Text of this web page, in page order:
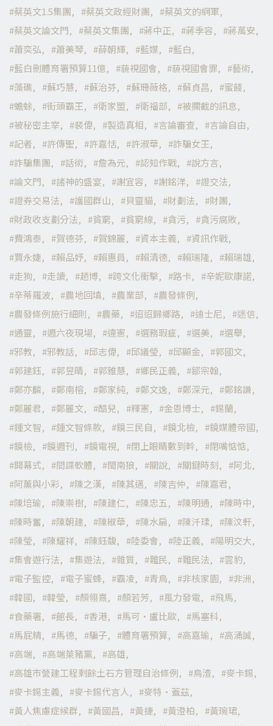
蔡英文1.5集團
蔡英文政經財團
蔡英文的網軍
蔡英文論文門
蔡英文集團 蔣中正 蔣季容
蔣萬安
蕭奕弘
蕭美琴 薛朝輝 藍媒
藍白
藍白刪體育署預算11億
藐視國會 藐視國會罪
藝術
藻礁
蘇巧慧 蘇治芬 蘇珊薇格 蘇貞昌
蜜餞
蟾蜍
街頭霸王 衛家盟 衛福部
被攔截的訊息
被秘密主宰
裴偉 製造真相 言論審查
言論自由
記者
許傳聖 許嘉恬 許淑華
詐騙女王
詐騙集團
話術 詹為元 認知作戰
說方言
論文門
諸神的盛宴 謝宜容 謝銘洋
證交法
證券交易法
護國群山 貝靈貓 財劃法
財團
財政收支劃分法
貧窮 貧窮線 貪污
貪污腐敗
費鴻泰
賀德芬 賀錦麗 資本主義
資訊作戰
賈永婕
賴品妤 賴惠員 賴清德 賴瑞隆
賴瑞雄
走狗
走讀 趙博 跨文化衝擊 路卡
辛妮歐康諾
辛蒂羅波
農地回填 農業部
農發條例
農發條例施行細則
農藥 迢迢歸鄉路 迪士尼
迷信
通靈
週六夜現場 違憲 選務瑕疵 選美
選舉
邪教
邪教話 邱志偉 邱議瑩 邱顯金
郭國文
郭建鈺
郭昱晴 郭雅慧 鄉民正義
鄒宗翰
鄭亦麟
鄭南榕 鄭家純 鄭文逸 鄭深元
鄭銘謙
鄭麗君
鄭麗文 酷兒 釋憲 金恩博士
錫蘭
鍾文智
鍾文智條款 鏡三民自 鏡北檢
鏡媒體帝國
鏡檢
鏡週刊 鏡電視 閉上眼睛數到幹
閉嘴惦惦
開幕式
間諜軟體 閩南狼 關說 關鍵時刻
阿北
阿薰與小彩
陳之漢 陳其邁 陳吉仲
陳嘉君
陳培瑜
陳崇樹 陳建仁 陳忠五 陳明通
陳時中
陳時奮
陳朝建 陳椒華 陳水扁 陳汘瑈
陳汶軒
陳瑩
陳耀祥 陳鈺馥 陸委會 陸正義
陽明交大
集會遊行法
集遊法 雜質 難民 難民法
雲豹
電子監控
電子蜜蜂 霸凌 青鳥 非核家園
非洲
韓國
韓瑩 顏翎熹 顏若芳 風力發電
飛馬
食藥署
館長 香港 馬可·盧比歐
馬塞科
馬屁精
馬德 騙子 體育署預算 高嘉瑜
高涌誠
高端
高端萊豬黨
高雄
高雄市營建工程剩餘土石方管理自治條例
鳥渣
麥卡錫
麥卡錫主義
麥卡錫代言人
麥特·蓋茲
黃人焦慮症候群
黃國昌 黃捷 黃澄柏
黃琬珺